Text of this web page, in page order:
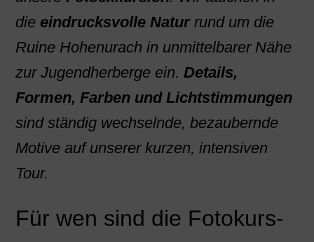
die eindrucksvolle Naturrund um die
Ruine Hohenurach in unmittelbarer Nähe
zur Jugendherberge ein. Details,
Formen, Farben und Lichtstimmungen
sind ständig wechselnde, bezaubernde
Motive auf unserer kurzen, intensiven
Tour.
Für wen sind die Fotokurs-